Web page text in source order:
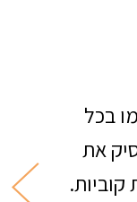
וכמו בכל
את